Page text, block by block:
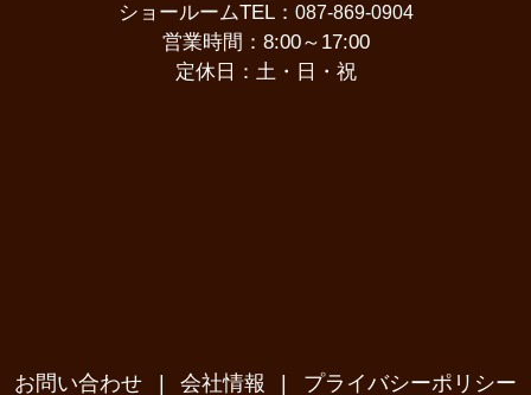
ショールームTEL： 087-869-0904
営業時間：8:00～17:00
定休日：土・日・祝
お問い合わせ 会社情報 プライバシーポリシー